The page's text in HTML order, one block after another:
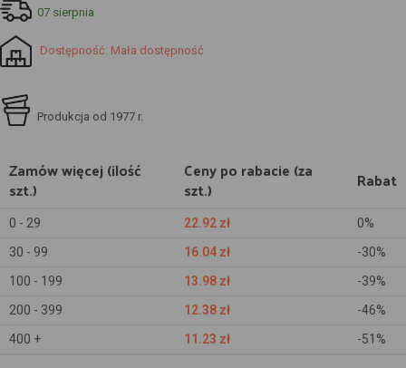
07 sierpnia
Dostępność: Mała dostępność
Produkcja od 1977 r.
Zamów więcej (ilość
szt.)
Ceny po rabacie (za
szt.) Rabat
0 - 29 22.92 zł
0%
30 - 99
16.04 zł
-30%
100 - 199
13.98 zł
-39%
200 - 399
12.38 zł
-46%
400 +
11.23 zł -51%